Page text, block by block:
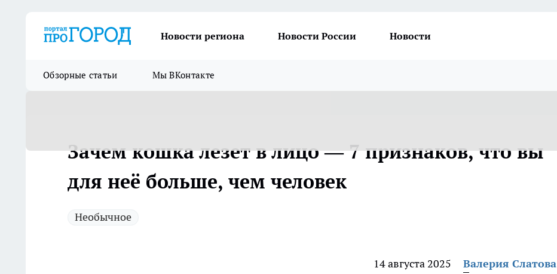
Новости региона Новости России Новости
Обзорные статьи Мы ВКонтакте
Зачем кошка лезет в лицо — 7 признаков, что вы
для неё больше, чем человек
Необычное
14 августа 2025 Валерия Слатова